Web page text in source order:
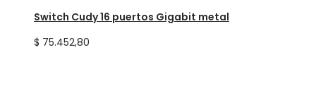
Switch Cudy 16 puertos Gigabit metal
$ 75.452,80